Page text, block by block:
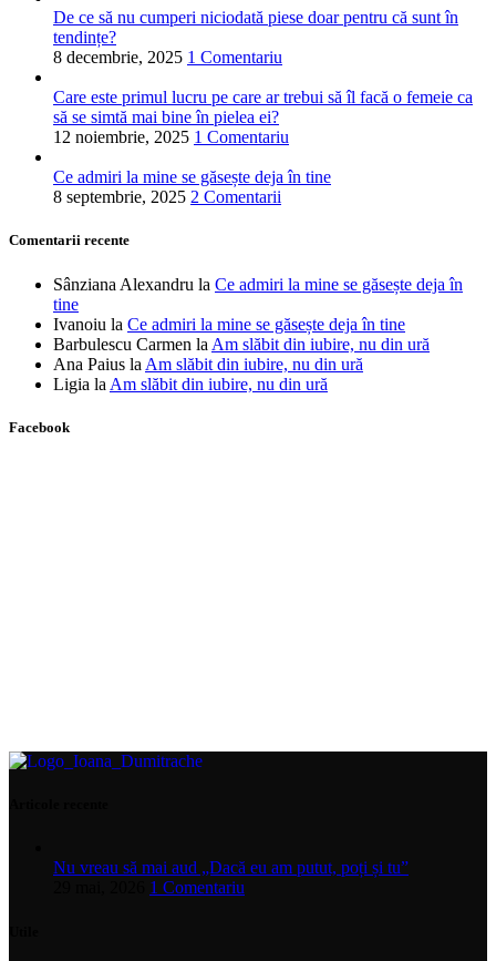
De ce să nu cumperi niciodată piese doar pentru că sunt în
tendințe?
8 decembrie, 2025 1 Comentariu
Care este primul lucru pe care ar trebui să îl facă o femeie ca
să se simtă mai bine în pielea ei?
12 noiembrie, 2025 1 Comentariu
Ce admiri la mine se găsește deja în tine
8 septembrie, 2025 2 Comentarii
Comentarii recente
Sânziana Alexandru la Ce admiri la mine se găsește deja în
tine
Ivanoiu la Ce admiri la mine se găsește deja în tine
Barbulescu Carmen la Am slăbit din iubire, nu din ură
Ana Paius la Am slăbit din iubire, nu din ură
Ligia la Am slăbit din iubire, nu din ură
Facebook
Nu vreau să mai aud „Dacă eu am putut, poți și tu”
1 Comentariu